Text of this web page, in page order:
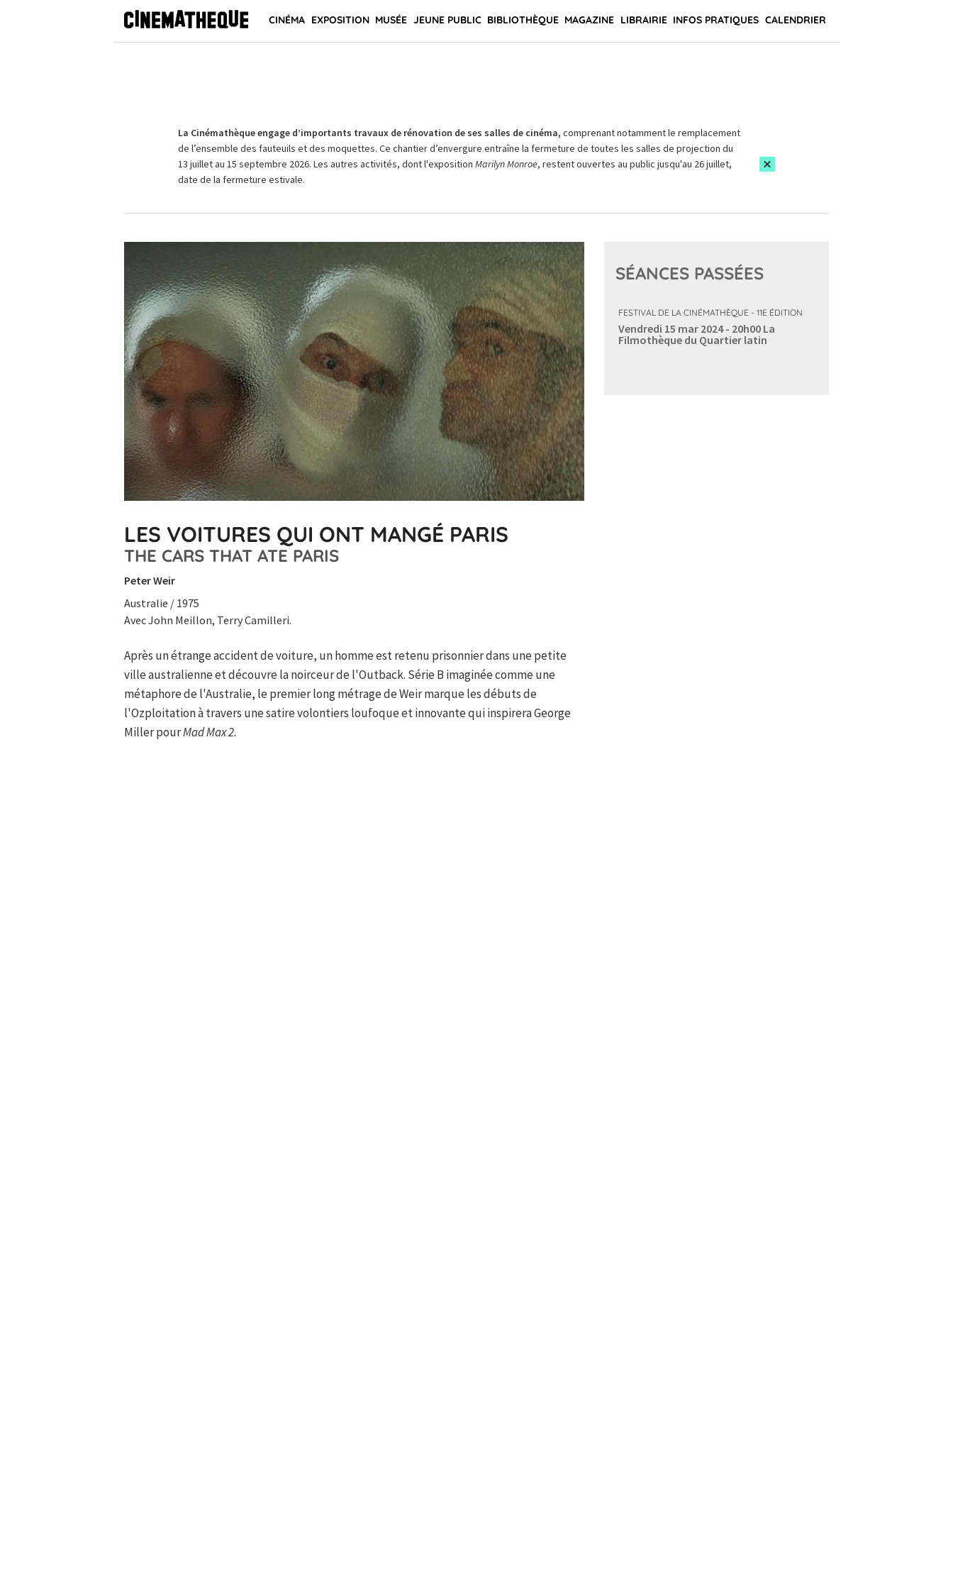
CINÉMA EXPOSITION MUSÉE JEUNE PUBLIC BIBLIOTHÈQUE MAGAZINE LIBRAIRIE INFOS PRATIQUES CALENDRIER
La Cinémathèque engage d’importants travaux de rénovation de ses salles de cinéma, comprenant notamment le remplacement
de l’ensemble des fauteuils et des moquettes. Ce chantier d’envergure entraîne la fermeture de toutes les salles de projection du
13 juillet au 15 septembre 2026. Les autres activités, dont l'exposition Marilyn Monroe, restent ouvertes au public jusqu'au 26 juillet,
date de la fermeture estivale.
LES VOITURES QUI ONT MANGÉ PARIS
THE CARS THAT ATE PARIS
Peter Weir
Australie / 1975
Avec John Meillon, Terry Camilleri.
Après un étrange accident de voiture, un homme est retenu prisonnier dans une petite
ville australienne et découvre la noirceur de l'Outback. Série B imaginée comme une
métaphore de l'Australie, le premier long métrage de Weir marque les débuts de
l'Ozploitation à travers une satire volontiers loufoque et innovante qui inspirera George
Miller pourMad Max 2.
SÉANCES PASSÉES
FESTIVAL DE LA CINÉMATHÈQUE - 11E ÉDITION
Vendredi 15 mar 2024 - 20h00 La
Filmothèque du Quartier latin